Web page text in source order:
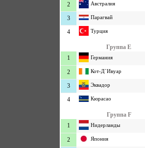
2 Австралия
3 Парагвай
4 Турция
Группа E
1
Германия
2 Кот-Д`Ивуар
3 Эквадор
4 Кюрасао
Группа F
1
Нидерланды
2 Япония